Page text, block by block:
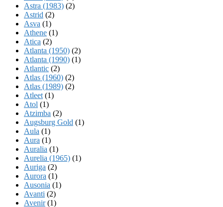
Astra (1983) (2)
Astrid (2)
Asva (1)
Athene (1)
Atica (2)
Atlanta (1950) (2)
Atlanta (1990) (1)
Atlantic (2)
Atlas (1960) (2)
Atlas (1989) (2)
Atleet (1)
Atol (1)
Atzimba (2)
Augsburg Gold (1)
Aula (1)
Aura (1)
Auralia (1)
Aurelia (1965) (1)
Auriga (2)
Aurora (1)
Ausonia (1)
Avanti (2)
Avenir(1)